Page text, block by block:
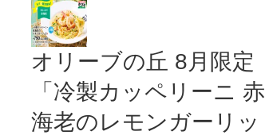
オリーブの丘 8月限定
「冷製カッペリーニ 赤
海老のレモンガーリッ